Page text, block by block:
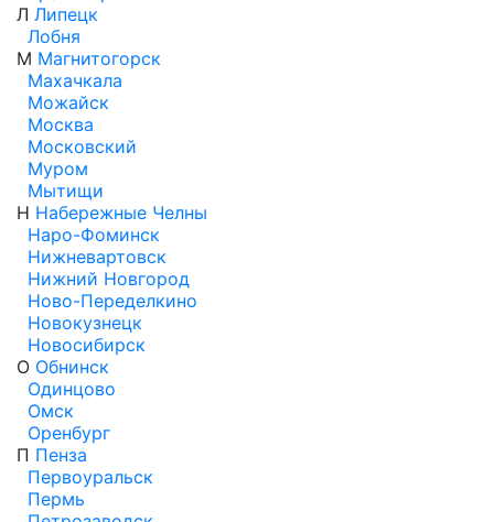
Л Липецк
Лобня
М Магнитогорск
Махачкала
Можайск
Москва
Московский
Муром
Мытищи
Н Набережные Челны
Наро-Фоминск
Нижневартовск
Нижний Новгород
Ново-Переделкино
Новокузнецк
Новосибирск
О Обнинск
Одинцово
Омск
Оренбург
П Пенза
Первоуральск
Пермь